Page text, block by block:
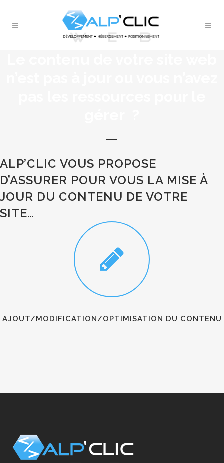
ALP’CLIC VOUS PROPOSE
D’ASSURER POUR VOUS LA MISE À
JOUR DU CONTENU DE VOTRE
SITE…
AJOUT/MODIFICATION/OPTIMISATION DU CONTENU